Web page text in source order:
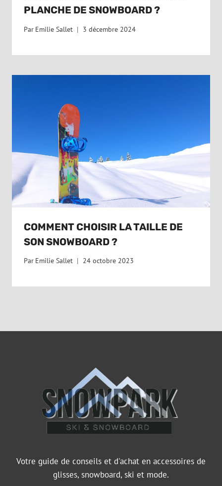
PLANCHE DE SNOWBOARD ?
Par Emilie Sallet 3 décembre 2024
COMMENT CHOISIR LA TAILLE DE
SON SNOWBOARD ?
Par Emilie Sallet 24 octobre 2023
Votre guide de conseils et d'achat en accessoires de
glisses, snowboard, ski et mode.